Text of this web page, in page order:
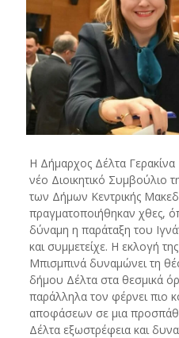
Η Δήμαρχος Δέλτα
νέο Διοικητικό Συμβούλιο
των Δήμων Κεντρικής
πραγματοποιήθηκαν χθες,
δύναμη η παράταξη του
και συμμετείχε. Η εκλογή
Μπισμπινά δυναμώνει τη
δήμου Δέλτα στα θεσμικά
παράλληλα τον φέρνει πιο
αποφάσεων σε μια
Δέλτα εξωστρέφεια και